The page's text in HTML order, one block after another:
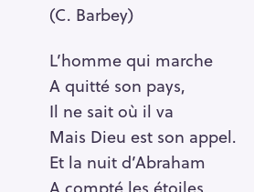
(C. Barbey)
L’homme qui marche
A quitté son pays,
Il ne sait où il va
Mais Dieu est son appel.
Et la nuit d’Abraham